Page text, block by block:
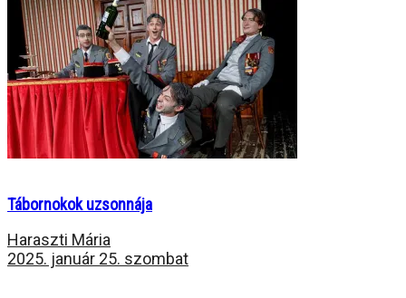
Tábornokok uzsonnája
Haraszti Mária
2025. január 25. szombat